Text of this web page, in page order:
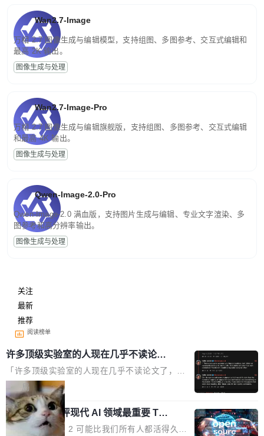
Wan2.7-Image
万相 2.7 图像生成与编辑模型，支持组图、多图参考、交互式编辑和
最高 2K 输出。
图像生成与处理
Wan2.7-Image-Pro
万相 2.7 图像生成与编辑旗舰版，支持组图、多图参考、交互式编辑
和最高 4K 输出。
图像生成与处理
Qwen-Image-2.0-Pro
Qwen-Image-2.0 满血版，支持图片生成与编辑、专业文字渲染、多
图参考和高分辨率输出。
图像生成与处理
关注
最新
推荐
阅读榜单
许多顶级实验室的人现在几乎不读论文
了
「许多顶级实验室的人现在几乎不读论文了，而
且他们认为 ICLR/ICML/NeurIPS 充斥着大量过
度宣传和欺诈。」 OpenAI 研究员 Keller Jorda
n 这条推文引发了广泛讨论。他不是在说风凉
话，他是说出了一个圈内人尽皆知但很少公开捅
局
xAI 前工程师评现代 AI 领域最重要 Top
3 开源项目
Flash Attention 2 可能比我们所有人都活得久。